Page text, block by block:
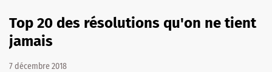
Top 20 des résolutions qu'on ne tient
jamais
7 décembre 2018